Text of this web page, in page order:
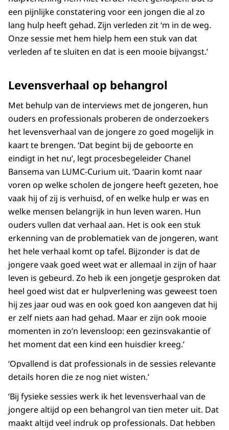
een pijnlijke constatering voor een jongen die al zo
lang hulp heeft gehad. Zijn verleden zit ‘m in de weg.
Onze sessie met hem hielp hem een stuk van dat
verleden af te sluiten en dat is een mooie bijvangst.’
Levensverhaal op behangrol
Met behulp van de interviews met de jongeren, hun
ouders en professionals proberen de onderzoekers
het levensverhaal van de jongere zo goed mogelijk in
kaart te brengen. ‘Dat begint bij de geboorte en
eindigt in het nu’, legt procesbegeleider Chanel
Bansema van LUMC-Curium uit. ‘Daarin komt naar
voren op welke scholen de jongere heeft gezeten, hoe
vaak hij of zij is verhuisd, of en welke hulp er was en
welke mensen belangrijk in hun leven waren. Hun
ouders vullen dat verhaal aan. Het is ook een stuk
erkenning van de problematiek van de jongeren, want
het hele verhaal komt op tafel. Bijzonder is dat de
jongere vaak goed weet wat er allemaal in zijn of haar
leven is gebeurd. Zo heb ik een jongetje gesproken dat
heel goed wist dat er hulpverlening was geweest toen
hij zes jaar oud was en ook goed kon aangeven dat hij
er zelf niets aan had gehad. Maar er zijn ook mooie
momenten in zo’n levensloop: een gezinsvakantie of
het moment dat een kind een huisdier kreeg.’
‘Opvallend is dat professionals in de sessies relevante
details horen die ze nog niet wisten.’
‘Bij fysieke sessies werk ik het levensverhaal van de
jongere altijd op een behangrol van tien meter uit. Dat
maakt altijd veel indruk op professionals. Dat hebben